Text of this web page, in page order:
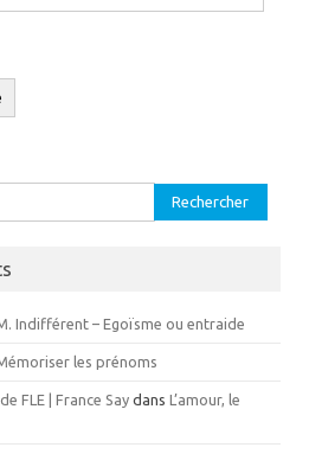
Indifférent – Egoïsme ou entraide
les prénoms
FLE | France Say dans L’amour, le